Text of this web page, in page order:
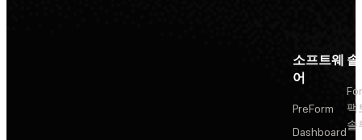
소프트웨
어
PreForm
Dashboard
팩
솔